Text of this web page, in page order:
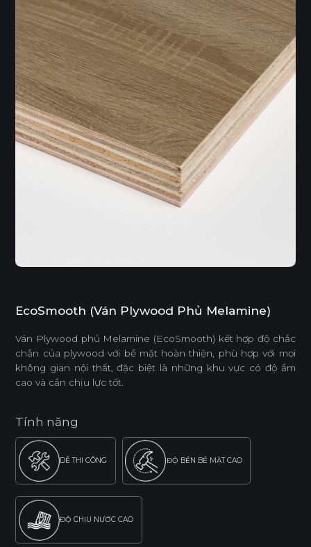
EcoSmooth (Ván Plywood Phủ Melamine)
Ván Plywood phủ Melamine (EcoSmooth) kết hợp độ chắc
chắn của plywood với bề mặt hoàn thiện, phù hợp với mọi
không gian nội thất, đặc biệt là những khu vực có độ ẩm
cao và cần chịu lực tốt.
Tính năng
DỄ THI CÔNG ĐỘ BỀN BỀ MẶT CAO
ĐỘ CHỊU NƯỚC CAO